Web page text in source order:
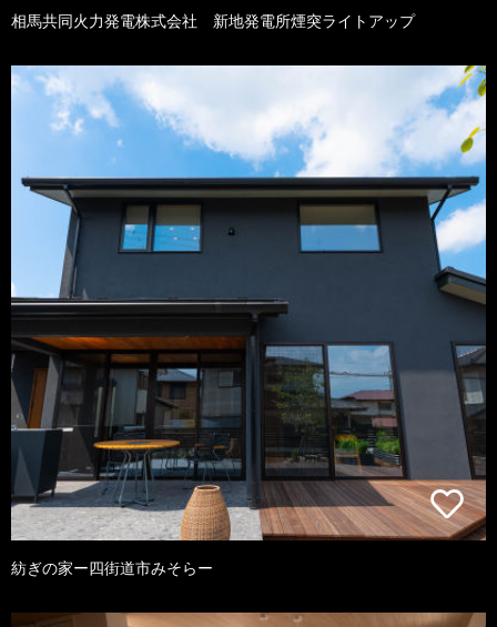
相馬共同火力発電株式会社 新地発電所煙突ライトアップ
紡ぎの家ー四街道市みそらー